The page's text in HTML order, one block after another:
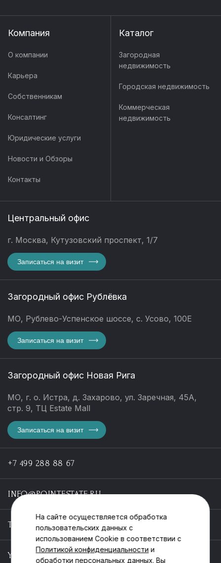
Компания
О компании
Карьера
Собственникам
Консалтинг
Юридические услуги
Новости и Обзоры
Контакты
Каталог
Загородная
недвижимость
Городская недвижимость
Коммерческая
недвижимость
Центральный офис
г. Москва, Кутузовский проспект, 1/7
Записаться на визит
Загородный офис Рублёвка
МО, Рублево-Успенское шоссе, с. Усово, 100Е
Записаться на визит
Загородный офис Новая Рига
МО, г. о. Истра, д. Захарово, ул. Заречная, 45А,
стр. 9, ТЦ Estate Mall
Записаться на визит
+7 499 288 88 67
INFO@POINTESTATE.RU
TELEGRAM
YOUTUBE
На сайте осуществляется обработка
пользовательских данных с
использованием Cookie в соответствии с
Политикой конфиденциальности и
обработки персональных данных. Вы